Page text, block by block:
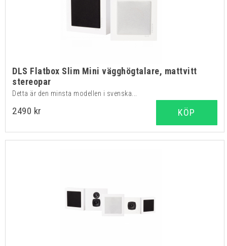
DLS Flatbox Slim Mini vägghögtalare, mattvitt
stereopar
Detta är den minsta modellen i svenska...
2490 kr KÖP